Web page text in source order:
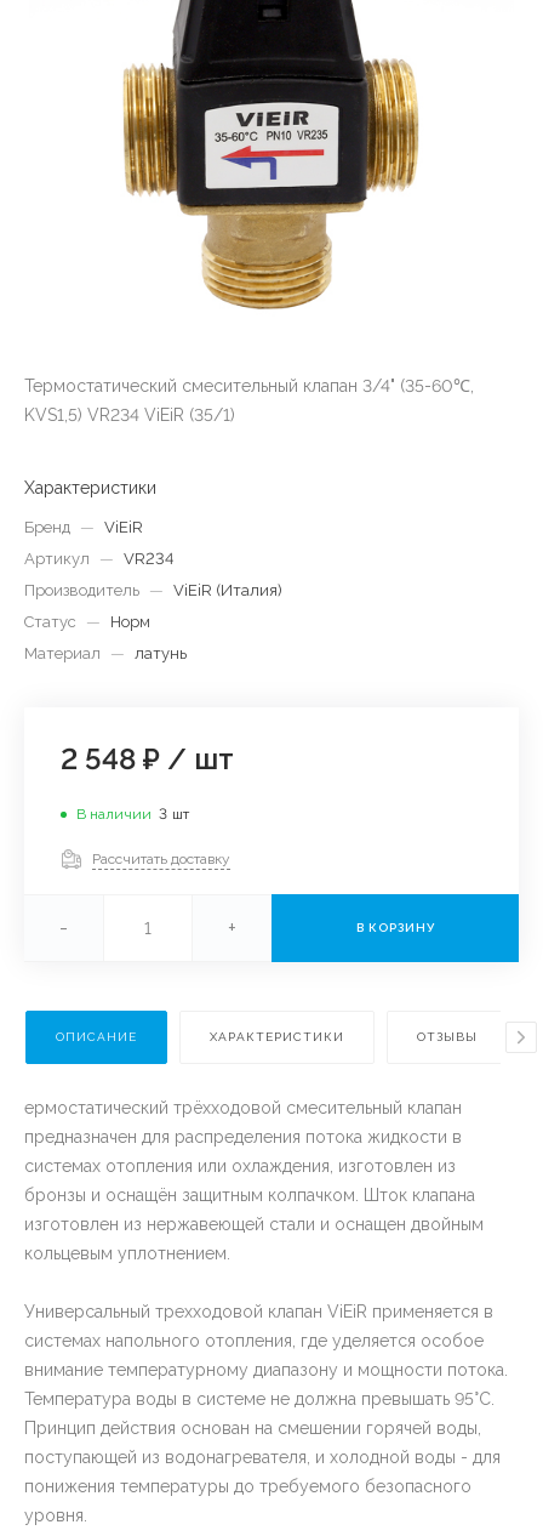
Термостатический смесительный клапан 3/4" (35-60℃,
KVS1,5) VR234 ViEiR (35/1)
Характеристики
Бренд — ViEiR
Артикул
— VR234
Производитель — ViEiR (Италия)
Статус
—
Норм
Материал
— латунь
2 548 ₽ / шт
В наличии 3 шт
Рассчитать доставку
- + В КОРЗИНУ
ОПИСАНИЕ ХАРАКТЕРИСТИКИ ОТЗЫВЫ
ермостатический трёхходовой смесительный клапан
предназначен для распределения потока жидкости в
системах отопления или охлаждения, изготовлен из
бронзы и оснащён защитным колпачком. Шток клапана
изготовлен из нержавеющей стали и оснащен двойным
кольцевым уплотнением.
Универсальный трехходовой клапан ViEiR применяется в
системах напольного отопления, где уделяется особое
внимание температурному диапазону и мощности потока.
Температура воды в системе не должна превышать 95°C.
Принцип действия основан на смешении горячей воды,
поступающей из водонагревателя, и холодной воды - для
понижения температуры до требуемого безопасного
уровня.